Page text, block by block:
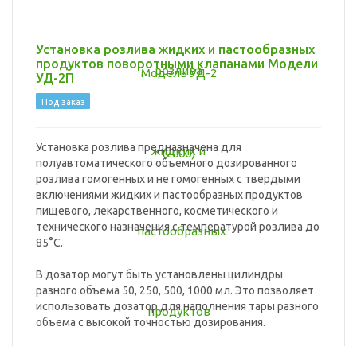
Установка розлива жидких и пастообразных
продуктов поворотными клапанами Модели
УД-2П
Под заказ
Установка розлива предназначена для
полуавтоматического объемного дозированного
розлива гомогенных и не гомогенных с твердыми
включениями жидких и пастообразных продуктов
пищевого, лекарственного, косметического и
технического назначения с температурой розлива до
85°C.
В дозатор могут быть установлены цилиндры
разного объема 50, 250, 500, 1000 мл. Это позволяет
использовать дозатор для наполнения тары разного
объема с высокой точностью дозирования.